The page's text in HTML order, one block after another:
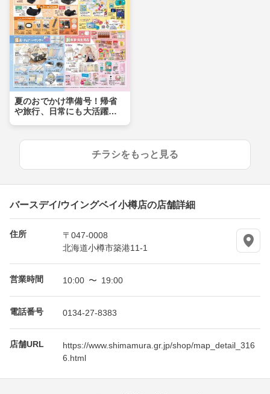
夏のおでかけ準備号！帰省
や旅行、日常にも大活躍ア
チラシをもっと見る
バースデイ/ウイングベイ小樽店の店舗詳細
住所
〒047-0008
北海道小樽市築港11-1
営業時間 10:00 〜 19:00
電話番号 0134-27-8383
店舗URL
https://www.shimamura.gr.jp/shop/map_detail_316
6.html